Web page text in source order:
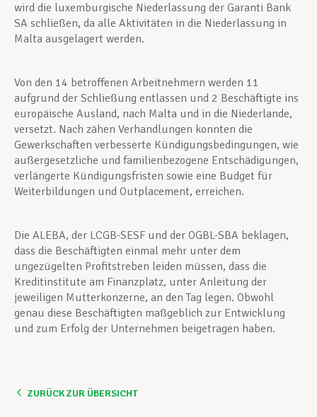
Mitglied werden
Aktuell
wird die luxemburgische Niederlassung der Garanti Bank
SA schließen, da alle Aktivitäten in die Niederlassung in
Malta ausgelagert werden.
Von den 14 betroffenen Arbeitnehmern werden 11
aufgrund der Schließung entlassen und 2 Beschäftigte ins
europäische Ausland, nach Malta und in die Niederlande,
versetzt. Nach zähen Verhandlungen konnten die
Gewerkschaften verbesserte Kündigungsbedingungen, wie
außergesetzliche und familienbezogene Entschädigungen,
verlängerte Kündigungsfristen sowie eine Budget für
Weiterbildungen und Outplacement, erreichen.
Die ALEBA, der LCGB-SESF und der OGBL-SBA beklagen,
dass die Beschäftigten einmal mehr unter dem
ungezügelten Profitstreben leiden müssen, dass die
Kreditinstitute am Finanzplatz, unter Anleitung der
jeweiligen Mutterkonzerne, an den Tag legen. Obwohl
genau diese Beschäftigten maßgeblich zur Entwicklung
und zum Erfolg der Unternehmen beigetragen haben.
ZURÜCK ZUR ÜBERSICHT